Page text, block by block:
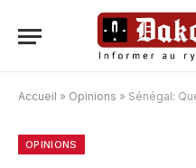
Accueil » Opinions » Sénégal: Que Timis ne
OPINIONS